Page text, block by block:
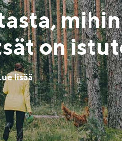
mihin
on
lisää